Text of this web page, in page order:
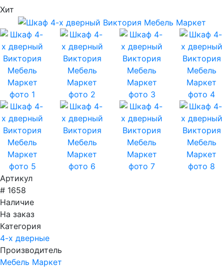
Хит
Артикул
# 1658
Наличие
На заказ
Категория
4-х дверные
Производитель
Мебель Маркет